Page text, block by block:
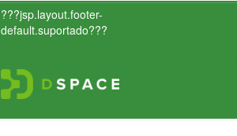
???jsp.layout.footer-
default.suportado???